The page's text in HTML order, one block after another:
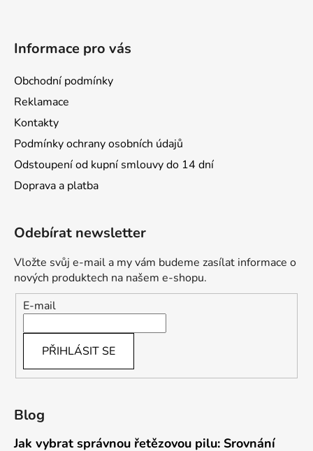
Informace pro vás
Obchodní podmínky
Reklamace
Kontakty
Podmínky ochrany osobních údajů
Odstoupení od kupní smlouvy do 14 dní
Doprava a platba
Odebírat newsletter
Vložte svůj e-mail a my vám budeme zasílat informace o
nových produktech na našem e-shopu.
E-mail
PŘIHLÁSIT SE
Blog
Jak vybrat správnou řetězovou pilu: Srovnání